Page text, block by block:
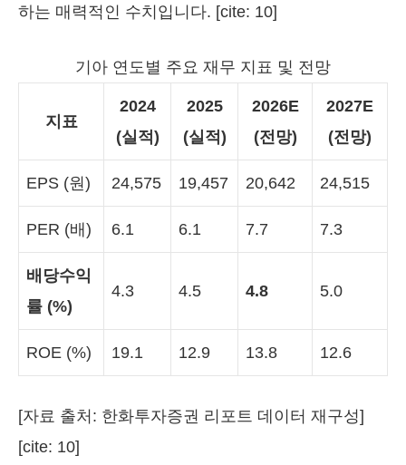
하는 매력적인 수치입니다. [cite: 10]
기아 연도별 주요 재무 지표 및 전망
지표
2024
(실적)
2025
(실적)
2026E
(전망)
2027E
(전망)
EPS (원) 24,575 19,457 20,642 24,515
PER (배) 6.1 6.1 7.7 7.3
배당수익
률 (%)
4.3 4.5 4.8 5.0
ROE (%) 19.1 12.9 13.8 12.6
[자료 출처: 한화투자증권 리포트 데이터 재구성]
[cite: 10]